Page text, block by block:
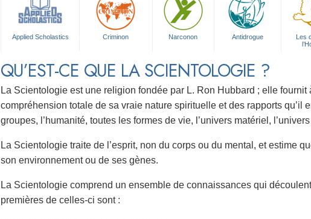
Applied Scholastics Criminon Narconon Antidrogue
Les
QU’EST-CE QUE LA SCIENTOLOGIE ?
La Scientologie est une religion fondée par L. Ron Hubbard ; elle
compréhension totale de sa vraie nature spirituelle et des rapports qu’il
groupes, l’humanité, toutes les formes de vie, l’univers matériel,
La Scientologie traite de l’esprit, non du corps ou du mental, et estime
son environnement ou de ses gènes.
La Scientologie comprend un ensemble de connaissances qui
premières de celles-ci sont :